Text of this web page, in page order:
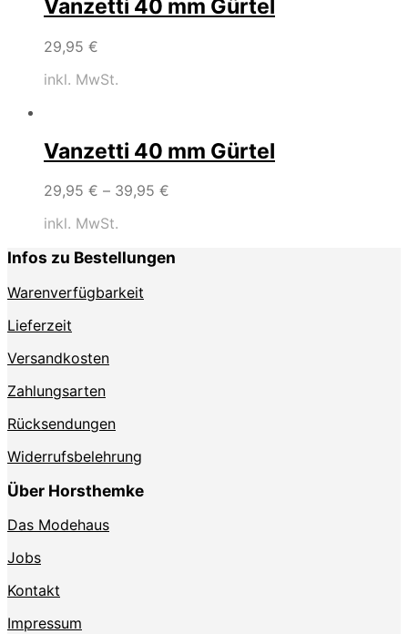
Vanzetti 40 mm Gürtel
29,95 €
inkl. MwSt.
Vanzetti 40 mm Gürtel
29,95 € – 39,95 €
inkl. MwSt.
Infos zu Bestellungen
Warenverfügbarkeit
Lieferzeit
Versandkosten
Zahlungsarten
Rücksendungen
Widerrufsbelehrung
Über Horsthemke
Das Modehaus
Jobs
Kontakt
Impressum